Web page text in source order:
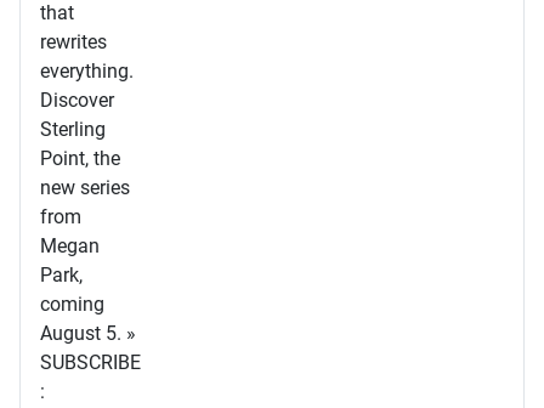
that
rewrites
everything.
Discover
Sterling
Point, the
new series
from
Megan
Park,
coming
August 5. »
SUBSCRIBE
: